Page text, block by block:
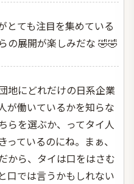
とても注目を集めている
の展開が楽しみだな 🤣🤣
地にどれだけの日系企業
が働いているかを知らな
らを選ぶか、ってタイ人
ているのにね。まぁ、
から、タイは口をはさむ
口では言うかもしれない